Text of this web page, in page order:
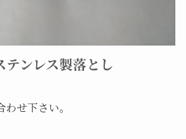
テンレス製落とし
せ下さい。